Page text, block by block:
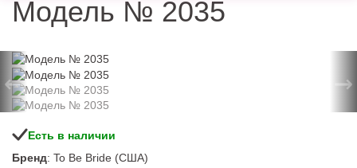
Модель № 2035
← →
Есть в наличии
Бренд: To Be Bride (США)